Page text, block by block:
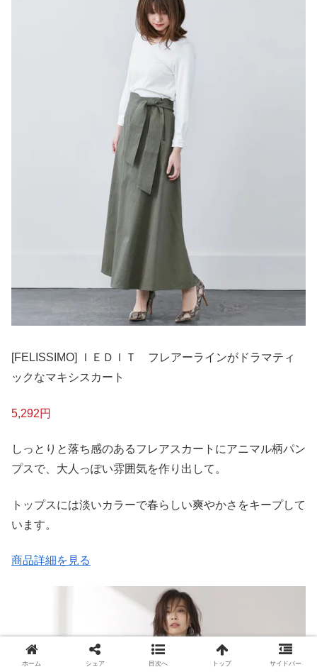
[FELISSIMO] ＩＥＤＩＴ フレアーラインがドラマティ
ックなマキシスカート
5,292円
しっとりと落ち感のあるフレアスカートにアニマル柄パン
プスで、大人っぽい雰囲気を作り出して。
トップスには淡いカラーで春らしい爽やかさをキープして
います。
商品詳細を見る
ホーム シェア 目次へ トップ サイドバー